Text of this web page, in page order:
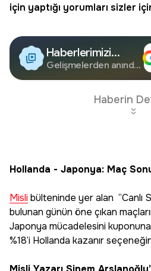
için yaptığı yorumları sizler
Haberlerimizi
Google'da Takip
Edin
Gelişmelerden anında
Haberin
Hollanda - Japonya: Maç
Mislibülteninde yer alan “Canlı
bulunan günün öne çıkan
Japonya mücadelesini
%18’i Hollanda kazanır